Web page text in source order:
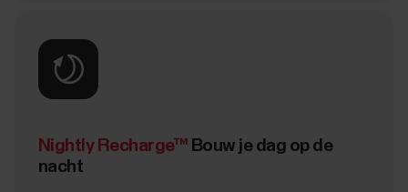
Nightly Recharge™ Bouw je dag op de
nacht